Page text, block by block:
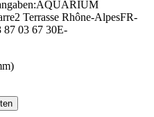
Terrasse Rhône-AlpesFR-
03 67 30E-